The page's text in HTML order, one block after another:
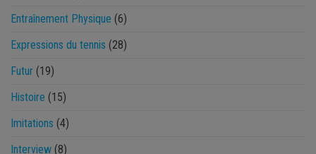
Entraînement Physique (6)
Expressions du tennis (28)
Futur (19)
Histoire (15)
Imitations (4)
Interview (8)